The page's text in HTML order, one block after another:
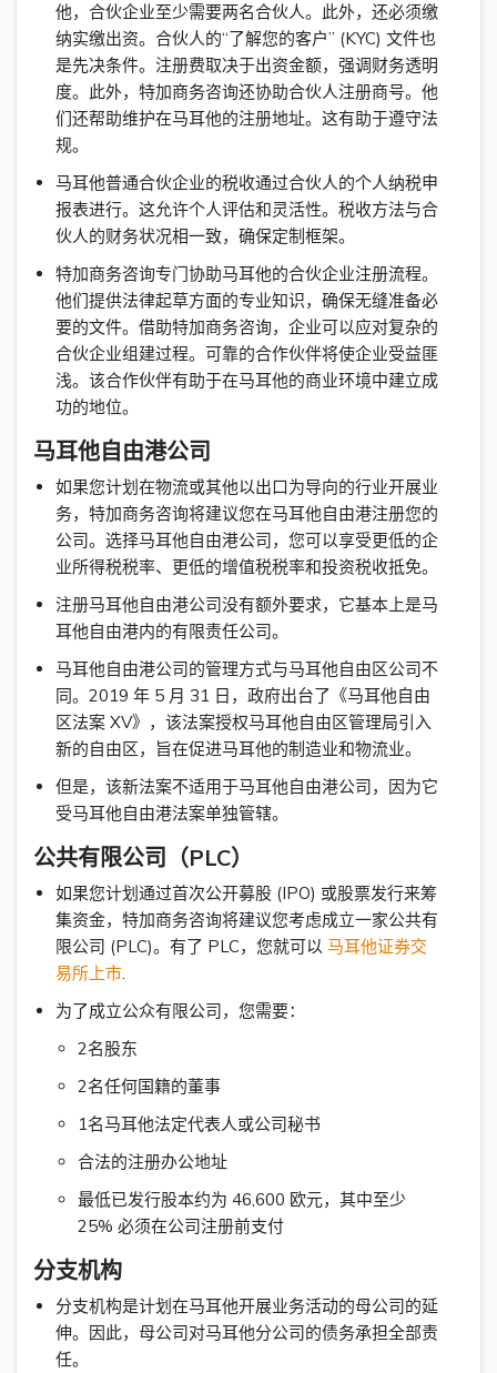
他，合伙企业至少需要两名合伙人。此外，还必须缴
纳实缴出资。合伙人的“了解您的客户” (KYC) 文件也
是先决条件。注册费取决于出资金额，强调财务透明
度。此外，特加商务咨询还协助合伙人注册商号。他
们还帮助维护在马耳他的注册地址。这有助于遵守法
规。
马耳他普通合伙企业的税收通过合伙人的个人纳税申
报表进行。这允许个人评估和灵活性。税收方法与合
伙人的财务状况相一致，确保定制框架。
特加商务咨询专门协助马耳他的合伙企业注册流程。
他们提供法律起草方面的专业知识，确保无缝准备必
要的文件。借助特加商务咨询，企业可以应对复杂的
合伙企业组建过程。可靠的合作伙伴将使企业受益匪
浅。该合作伙伴有助于在马耳他的商业环境中建立成
功的地位。
马耳他自由港公司
如果您计划在物流或其他以出口为导向的行业开展业
务，特加商务咨询将建议您在马耳他自由港注册您的
公司。选择马耳他自由港公司，您可以享受更低的企
业所得税税率、更低的增值税税率和投资税收抵免。
注册马耳他自由港公司没有额外要求，它基本上是马
耳他自由港内的有限责任公司。
马耳他自由港公司的管理方式与马耳他自由区公司不
同。2019 年 5 月 31 日，政府出台了《马耳他自由
区法案 XV》，该法案授权马耳他自由区管理局引入
新的自由区，旨在促进马耳他的制造业和物流业。
但是，该新法案不适用于马耳他自由港公司，因为它
受马耳他自由港法案单独管辖。
公共有限公司（PLC）
如果您计划通过首次公开募股 (IPO) 或股票发行来筹
集资金，特加商务咨询将建议您考虑成立一家公共有
限公司 (PLC)。有了 PLC，您就可以 马耳他证券交
易所上市.
为了成立公众有限公司，您需要：
2名股东
2名任何国籍的董事
1名马耳他法定代表人或公司秘书
合法的注册办公地址
最低已发行股本约为 46,600 欧元，其中至少
25% 必须在公司注册前支付
分支机构
分支机构是计划在马耳他开展业务活动的母公司的延
伸。因此，母公司对马耳他分公司的债务承担全部责
任。